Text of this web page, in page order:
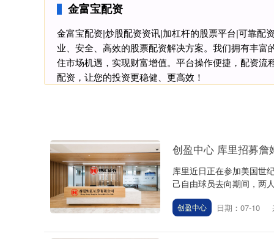
金富宝配资
金富宝配资|炒股配资资讯|加杠杆的股票平台|可靠配
业、安全、高效的股票配资解决方案。我们拥有丰
住市场机遇，实现财富增值。平台操作便捷，配资
配资，让您的投资更稳健、更高效！
创盈中心 库里招募詹
库里近日正在参加美国世
己自由球员去向期间，两
创盈中心 日期：07-10